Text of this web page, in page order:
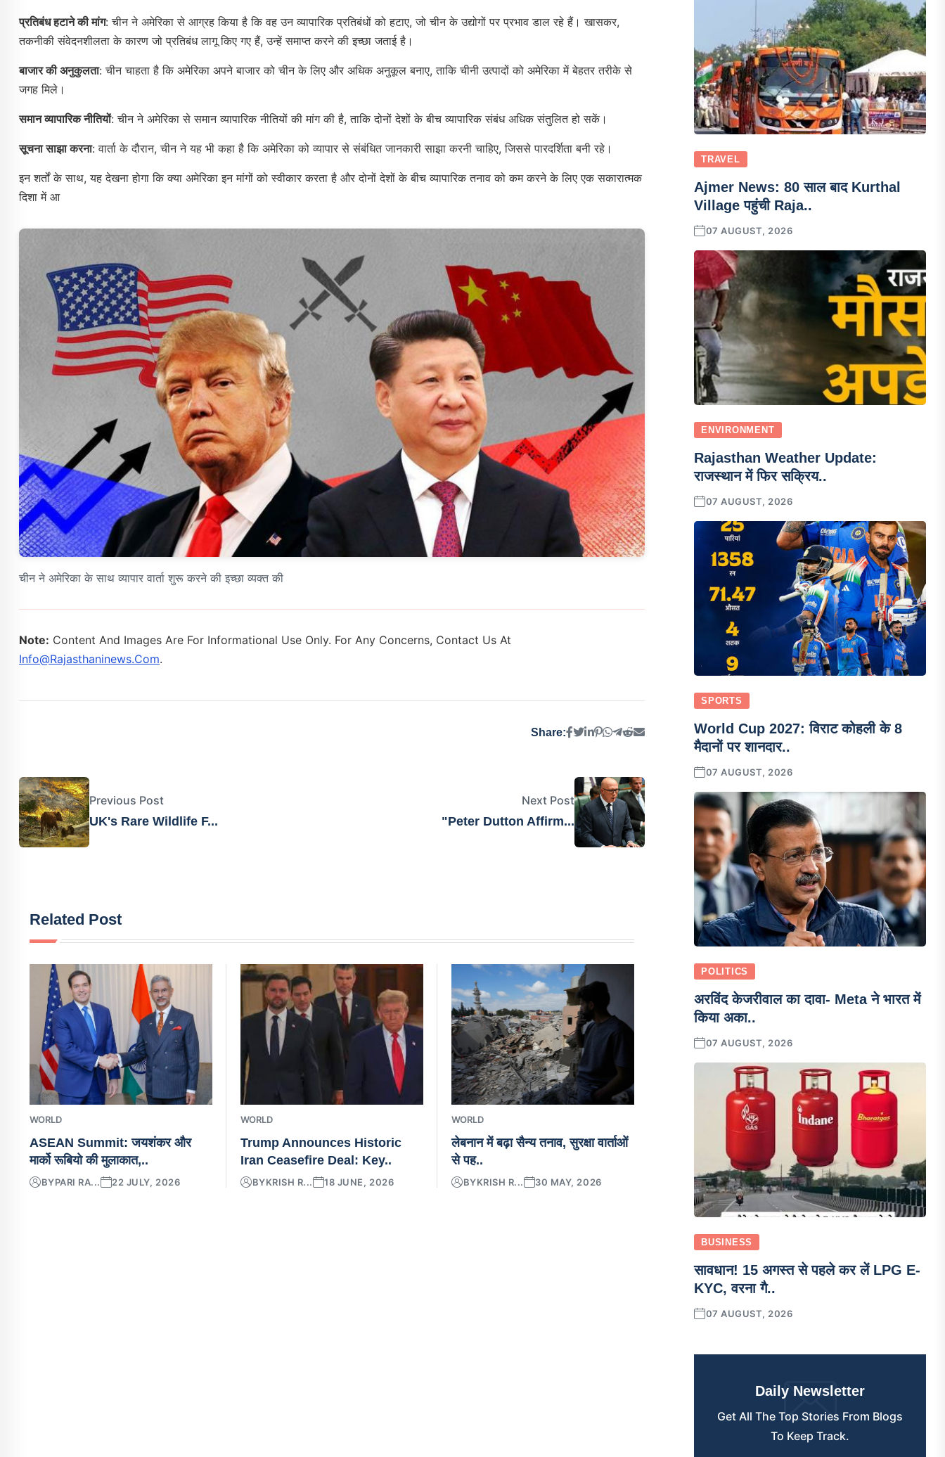
प्रतिबंध हटाने की मांग: चीन ने अमेरिका से आग्रह किया है कि वह उन व्यापारिक प्रतिबंधों को हटाए, जो चीन के उद्योगों पर प्रभाव डाल रहे हैं। खासकर,
तकनीकी संवेदनशीलता के कारण जो प्रतिबंध लागू किए गए हैं, उन्हें समाप्त करने की इच्छा जताई है।
बाजार की अनुकुलता: चीन चाहता है कि अमेरिका अपने बाजार को चीन के लिए और अधिक अनुकूल बनाए, ताकि चीनी उत्पादों को अमेरिका में बेहतर तरीके से
जगह मिले।
समान व्यापारिक नीतियों: चीन ने अमेरिका से समान व्यापारिक नीतियों की मांग की है, ताकि दोनों देशों के बीच व्यापारिक संबंध अधिक संतुलित हो सकें।
सूचना साझा करना: वार्ता के दौरान, चीन ने यह भी कहा है कि अमेरिका को व्यापार से संबंधित जानकारी साझा करनी चाहिए, जिससे पारदर्शिता बनी रहे।
इन शर्तों के साथ, यह देखना होगा कि क्या अमेरिका इन मांगों को स्वीकार करता है और दोनों देशों के बीच व्यापारिक तनाव को कम करने के लिए एक सकारात्मक
दिशा में आ
चीन ने अमेरिका के साथ व्यापार वार्ता शुरू करने की इच्छा व्यक्त की
Note: Content And Images Are For Informational Use Only. For Any Concerns, Contact Us At
Info@rajasthaninews.com.
Share:
Previous Post
UK's Rare Wildlife F...
Next Post
"Peter Dutton Affirm...
Related Post
WORLD
ASEAN Summit: जयशंकर और
मार्को रूबियो की मुलाकात,..
BYPARI RA... 22 JULY, 2026
WORLD
Trump Announces Historic
Iran Ceasefire Deal: Key..
BYKRISH R... 18 JUNE, 2026
WORLD
लेबनान में बढ़ा सैन्य तनाव, सुरक्षा वार्ताओं
से पह..
BYKRISH R... 30 MAY, 2026
TRAVEL
Ajmer News: 80 साल बाद Kurthal
Village पहुंची Raja..
07 AUGUST, 2026
ENVIRONMENT
Rajasthan Weather Update:
राजस्थान में फिर सक्रिय..
07 AUGUST, 2026
SPORTS
World Cup 2027: विराट कोहली के 8
मैदानों पर शानदार..
07 AUGUST, 2026
POLITICS
अरविंद केजरीवाल का दावा- Meta ने भारत में
किया अका..
07 AUGUST, 2026
BUSINESS
सावधान! 15 अगस्त से पहले कर लें LPG E-
KYC, वरना गै..
07 AUGUST, 2026
Daily Newsletter
Get All The Top Stories From Blogs
To Keep Track.